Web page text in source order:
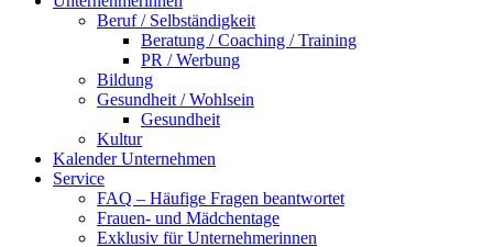
Beruf / Selbständigkeit
Beratung / Coaching / Training
PR / Werbung
Bildung
Gesundheit / Wohlsein
Gesundheit
Kultur
Kalender Unternehmen
Service
FAQ – Häufige Fragen beantwortet
Frauen- und Mädchentage
Exklusiv für Unternehmerinnen